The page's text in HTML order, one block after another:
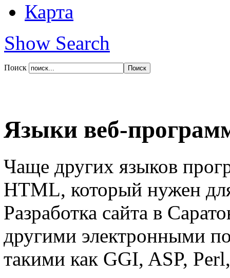
Карта
Show Search
Поиск
Языки веб-
Чаще других языков
HTML, который нужен
Разработка сайта в
другими электронными
такими как GGI, ASP,